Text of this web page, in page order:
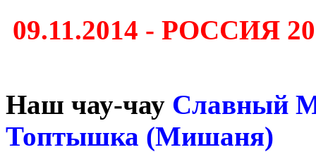
09.11.2014 - РОССИЯ
Наш чау-чау Славный
Топтышка (Мишаня)